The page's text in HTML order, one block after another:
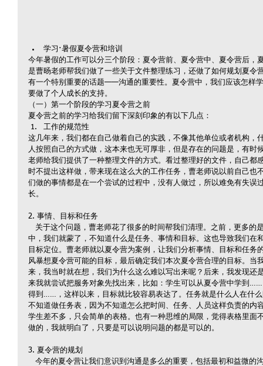
学习·暑假夏令营和培训
今年暑假的工作可以分三个阶段：夏令营前、夏令营中、夏令营后，
是曹旸老师帮我们做了一些关于文件整理练习，还做了如何规划夏令
有一个特别重要的话题——沟通的重要性。夏令营中，我们应该怎样
要做了个人成长的支持。
（一）第一个阶段的学习夏令营之前
夏令营之前的学习给我们留下深刻印象的有以下几点：
工作的规范性
这几年来，我们都在自己做着自己的实践，不像其他单位或者机构，
人按照自己的方式做，这本来也无可厚非，但是存在的问题是，有时
老师给我们提供了一种整理文件的方式。看过整理好的文件，自己都
时不提出这样做，带来现在这么大的工作任务，曹老师说以前自己也
们做的事情都是在一个尝试的过程中，没有人做过，所以难免有失误
长。
2. 事情、目标和任务
中，我们就蒙了，不知道什么是任务、事情和目标。这也导致我们在
目标定位。曹老师就以夏令营为案例，让我们分析事情、目标和任务
风暴想夏令营可能的目标，最后确定我们本次夏令营合理的目标。当
来，我当时就在想，我们为什么这么难以写出来呢？后来，我发现还
来我就尝试把服务对象先找出来，比如：学生可以从夏令营中学到
得到……，这样以来，目标就比较容易表达了。任务就是什么人在什
不知道做任务表，因为不知道怎么把时间、任务、人员这样负责的内
学生差不多，只会简单的表格。也有一种思维的局限，觉得表格里面
做的，我就明白了，只要是可以说明问题的都是可以的。
3. 夏令营的规划